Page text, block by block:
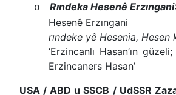
o Rındeka Hesenê Erzıngani
Hesenê Erzıngani
rındeke yê Hesenia, Hesen
‘Erzincanlı Hasan’ın
Erzincaners Hasan’
USA / ABD u SSCB / UdSSR